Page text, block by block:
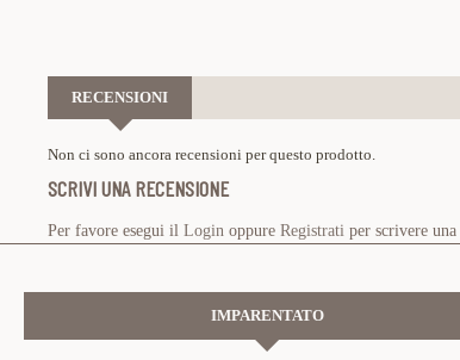
RECENSIONI
Non ci sono ancora recensioni per questo prodotto.
SCRIVI UNA RECENSIONE
Per favore esegui il Login oppure Registrati per scrivere una
IMPARENTATO